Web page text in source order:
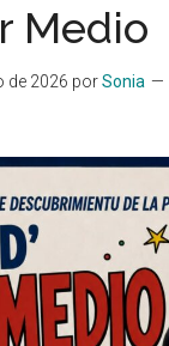
Medio
de 2026 porSonia